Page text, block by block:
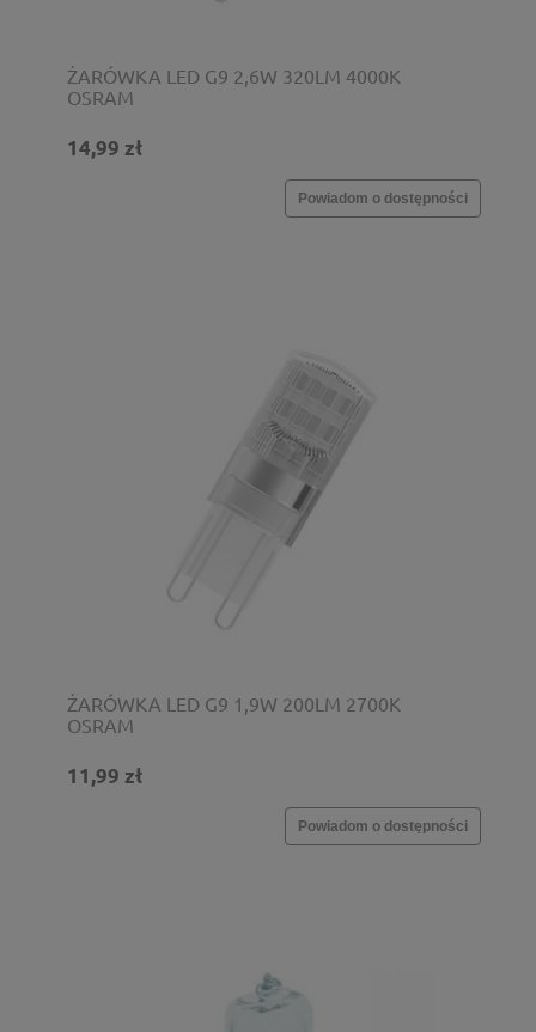
ŻARÓWKA LED G9 2,6W 320LM 4000K
OSRAM
14,99 zł
Powiadom o dostępności
ŻARÓWKA LED G9 1,9W 200LM 2700K
OSRAM
11,99 zł
Powiadom o dostępności